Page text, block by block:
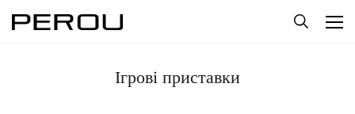
Ігрові приставки